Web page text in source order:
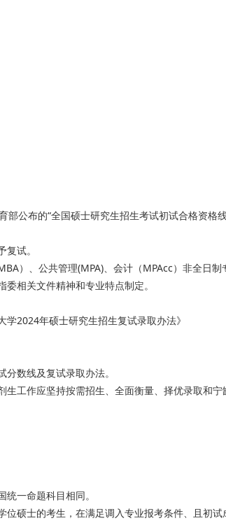
公布的“全国硕士研究生招生考试初试合格资格
试。
）、公共管理(MPA)、会计（MPAcc）非全日
相关文件精神和专业特点制定。
2024年硕士研究生招生复试录取办法》
数线及复试录取办法。
工作应坚持按需招生、全面衡量、择优录取和
一命题科目相同。
硕士的考生，在满足调入专业报考条件、且初